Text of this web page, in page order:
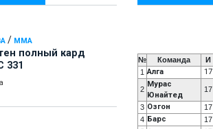
/ ММА
полный кард
331
№ Команда И
1 Алга 17
2
Мурас
Юнайтед
17
3 Озгон 17
4 Барс 17